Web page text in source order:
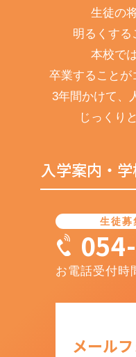
生徒の
明るくする
本校で
卒業することが
3年間かけて、
じっくり
入学案内・
生徒募
お電話受付
メール